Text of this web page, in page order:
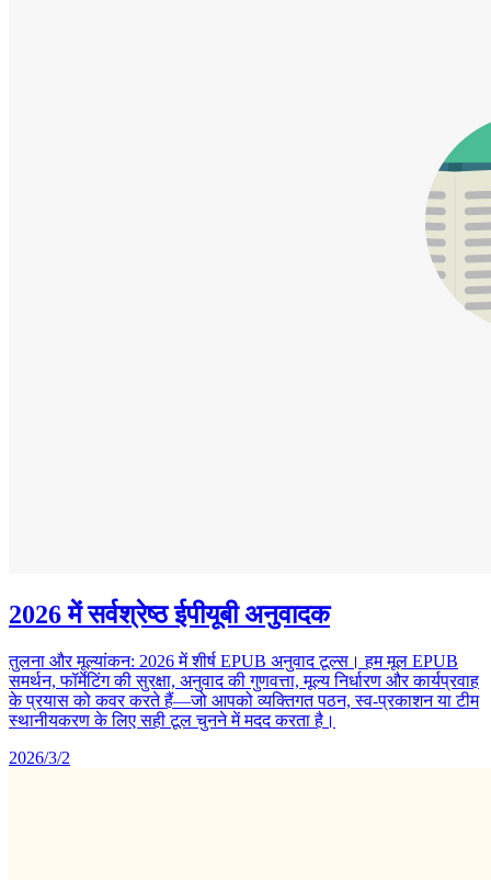
2026 में सर्वश्रेष्ठ ईपीयूबी अनुवादक
तुलना और मूल्यांकन: 2026 में शीर्ष EPUB अनुवाद टूल्स। हम मूल EPUB
समर्थन, फॉर्मेटिंग की सुरक्षा, अनुवाद की गुणवत्ता, मूल्य निर्धारण और कार्यप्रवाह
के प्रयास को कवर करते हैं—जो आपको व्यक्तिगत पठन, स्व-प्रकाशन या टीम
स्थानीयकरण के लिए सही टूल चुनने में मदद करता है।
2026/3/2